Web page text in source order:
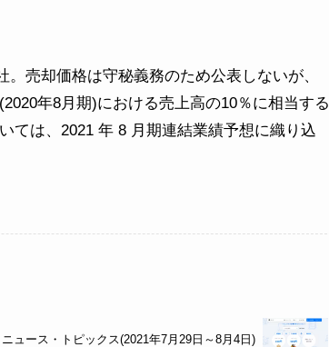
売却価格は守秘義務のため公表しないが、
年8月期)における売上高の10％に相当する
ては、2021 年 8 月期連結業績予想に織り込
ニュース・トピックス(2021年7月29日～8月4日)